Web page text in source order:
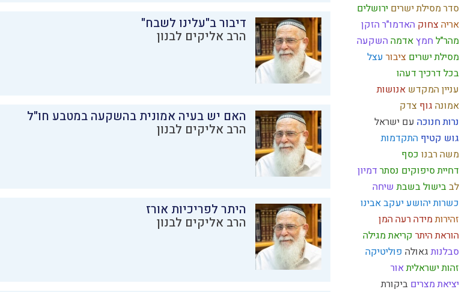
סדר מסילת ישרים ירושלים
אריהצחוק האדמו"ר הזקן
מהר"ל חמץאדמה השקעה
מסילת ישרים ציבור עצל
בכל דרכיך דעהו
עניין המקדש אנושות
אמונה גוף צדק
נרות חנוכה עם ישראל
גוש קטיף התקדמות
משה רבנו כסף
דחיית סיפוקים נסתר דמיון
לבבישול בשבת שיחה
כשרותיהושע יעקב אבינו
זהירותמידה רעההמן
הוראת היתר קריאת מגילה
סבלנות גאולה פוליטיקה
זהות ישראליתאור
יציאת מצרים ביקורת
דיבור ב"עלינו לשבח"
הרב אליקים לבנון
האם יש בעיה אמונית בהשקעה במטבע חו"ל
הרב אליקים לבנון
היתר לפריכיות אורז
הרב אליקים לבנון